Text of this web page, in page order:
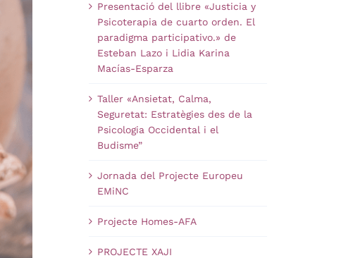
Presentació del llibre «Justicia y
Psicoterapia de cuarto orden. El
paradigma participativo.» de
Esteban Lazo i Lidia Karina
Macías-Esparza
Taller «Ansietat, Calma,
Seguretat: Estratègies des de la
Psicologia Occidental i el
Budisme”
Jornada del Projecte Europeu
EMiNC
Projecte Homes-AFA
PROJECTE XAJI